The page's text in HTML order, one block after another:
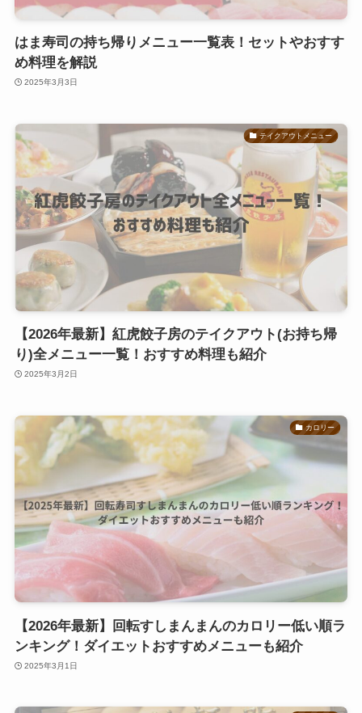
はま寿司の持ち帰りメニュー一覧表！セットやおすす
め料理を解説
2025年3月3日
テイクアウトメニュー
【2026年最新】紅虎餃子房のテイクアウト(お持ち帰
り)全メニュー一覧！おすすめ料理も紹介
2025年3月2日
カロリー
【2026年最新】回転すしまんまんのカロリー低い順ラ
ンキング！ダイエットおすすめメニューも紹介
2025年3月1日